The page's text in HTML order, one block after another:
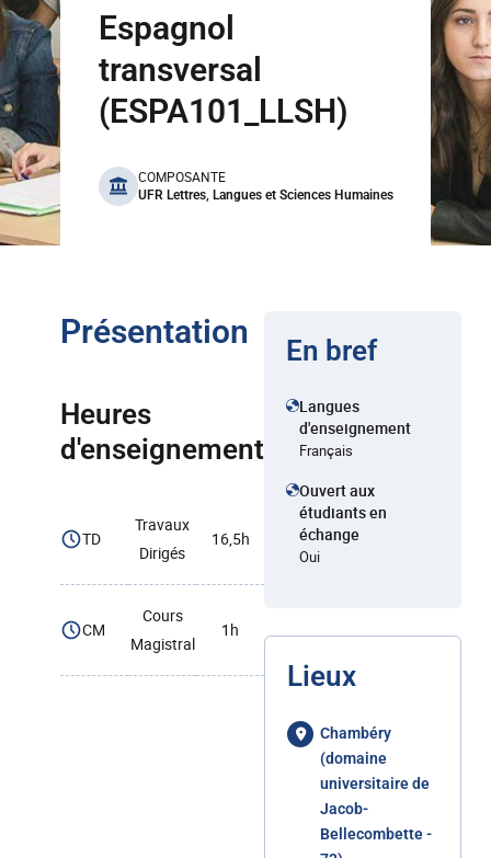
Espagnol
transversal
(ESPA101_LLSH)
benefits
COMPOSANTE
UFR Lettres, Langues et Sciences Humaines
Présentation
Heures
d'enseignement
TD
Travaux
Dirigés
16,5h
CM
Cours
Magistral
1h
En bref
Langues
d'enseignement
Français
Ouvert aux
étudiants en
échange
Oui
Lieux
Chambéry
(domaine
universitaire de
Jacob-
Bellecombette -